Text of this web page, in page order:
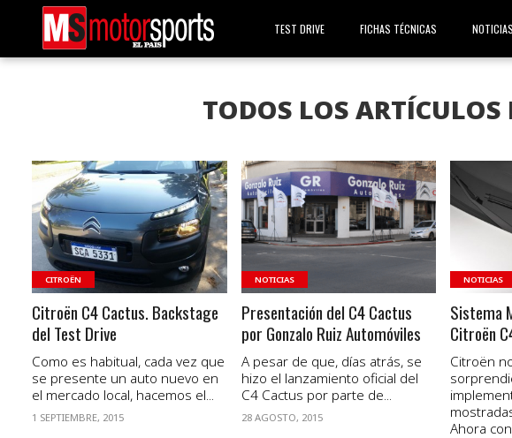
TEST DRIVE FICHAS TÉCNICAS NOTICIAS
TODOS LOS
VER NOTA
CITROËN
Citroën C4 Cactus. Backstage
del Test Drive
Como es habitual, cada vez que
se presente un auto nuevo en
el mercado local, hacemos el...
1 SEPTIEMBRE, 2015
VER NOTA
NOTICIAS
Presentación del C4 Cactus
por Gonzalo Ruiz Automóviles
A pesar de que, días atrás, se
hizo el lanzamiento oficial del
C4 Cactus por parte de...
28 AGOSTO, 2015
NOTICIAS
Sistema
Citroën
Citroën
Ahora